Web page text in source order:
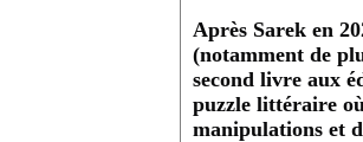
Après Sarek en
(notamment de
second livre aux
puzzle littéraire
manipulations et